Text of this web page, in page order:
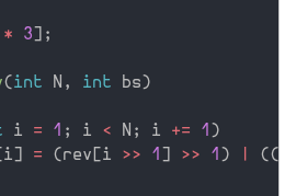
* 3] ;
(int N , int bs)
i = 1 ; i < N ; i += 1 )
i] = (rev [i >> 1 ] >> 1 ) | ((